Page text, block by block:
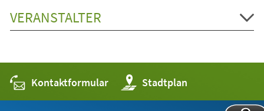
VERANSTALTER
Kontaktformular Stadtplan
(Öffnet
in
einem